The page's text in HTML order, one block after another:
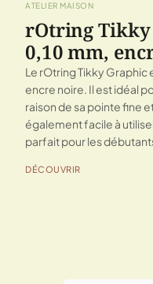
ATELIER MAISON
rOtring
0,10 mm,
Le rOtring Tikky Graphic
encre noire. Il est idéal
raison de sa pointe fine
également facile à
parfait pour les
DÉCOUVRIR